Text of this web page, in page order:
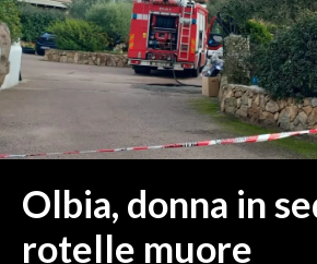
GALLURA
NUORO E PROVINCIA
OGLIASTRA
AGENDA
ITALIA
MONDO
Olbia, donna in
rotelle muore